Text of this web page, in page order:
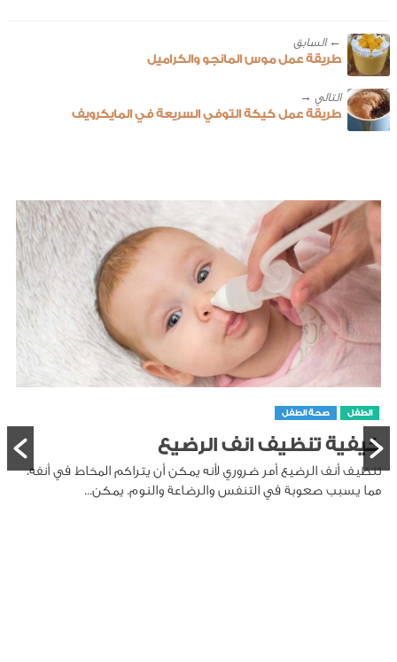
← ‎السابق
طريقة عمل موس المانجو والكراميل
طريقة عمل كيكة التوفي السريعة في المايكرويف
الطفل صحة الطفل
كيفية تنظيف انف الرضيع
تنظيف أنف الرضيع أمر ضروري لأنه يمكن أن يتراكم المخاط في أنفه،
مما يسبب صعوبة في التنفس والرضاعة والنوم. يمكن...